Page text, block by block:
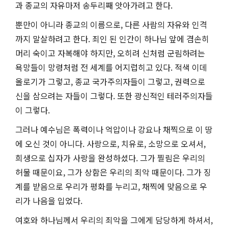
과 종교의 자유마저 송두리째 앗아가려고 한다.
뿐만이 아니라 종교의 이름으로, 다른 사람의 자유와 인격
까지 말살하려고 한다. 죄인 된 인간이 하나님 앞에 겸손히
머리 숙이고 자복해야 하지만, 오히려 신처럼 군림하려는
욕망들이 망령처럼 전 세계를 어지럽히고 있다. 적색 이데
올로기가 그렇고, 종교 국가주의자들이 그렇고, 권력으로
신을 삼으려는 자들이 그렇다. 또한 광신적인 테러주의자들
이 그렇다.
그러나 예수님은 폭력이나 억압이나 강요나 채찍으로 이 땅
에 오신 것이 아니다. 사랑으로, 치유로, 소망으로 오셔서,
희생으로 십자가 사랑을 완성하셨다. 그가 찔림은 우리의
허물 때문이요, 그가 상함은 우리의 죄악 때문이다. 그가 징
계를 받음으로 우리가 평화를 누리고, 채찍에 맞음으로 우
리가 나음을 입었다.
여호와 하나님께서 우리의 죄악을 그에게 담당하게 하셔서,